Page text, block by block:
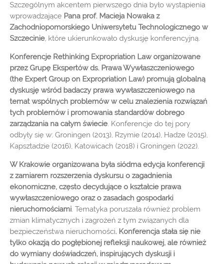
Szczególnym akcentem pierwszego dnia było wystąpienia
wprowadzające Pana prof. Macieja Nowaka z
Zachodniopomorskiego Uniwersytetu Technologicznego w
Szczecinie, które ukierunkowało dyskusję konferencyjną.
Konferencje Rethinking Expropriation Law organizowane
przez Grupę Ekspertów ds. Prawa Wywłaszczeniowego
(the Expert Group on Expropriation Law) promują globalną
dyskusję wśród badaczy prawa wywłaszczeniowego na
temat wspólnych problemów w celu znalezienia rozwiązań
tych problemów i promowania standardów dobrego
zarządzania na całym świecie. Konferencje do tej pory
odbyły się w: Groningen (2013), Rzymie (2014), Hadze (2015),
Kapsztadzie (2016), Katowicach (2018) i Groningen (2022).
W Krakowie organizowana była siódma edycja konferencji
z zamiarem rozszerzenia dyskursu o zagadnienia
ekonomiczne, często decydujące o kształcie prawa
wywłaszczeniowego oraz o zasadach gospodarki
nieruchomościami. Tematyka poruszała również problem
zmian klimatycznych i zagrożeń z tym związanych dla
bezpieczeństwa nieruchomości. Konferencja stała się nie
tylko okazją do pogłębionej refleksji naukowej, ale również
do wymiany doświadczeń, inspirujących dyskusji i